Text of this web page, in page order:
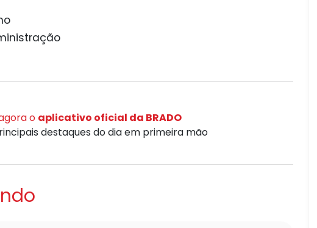
o aplicativo oficial da BRADO
destaques do dia em primeira mão